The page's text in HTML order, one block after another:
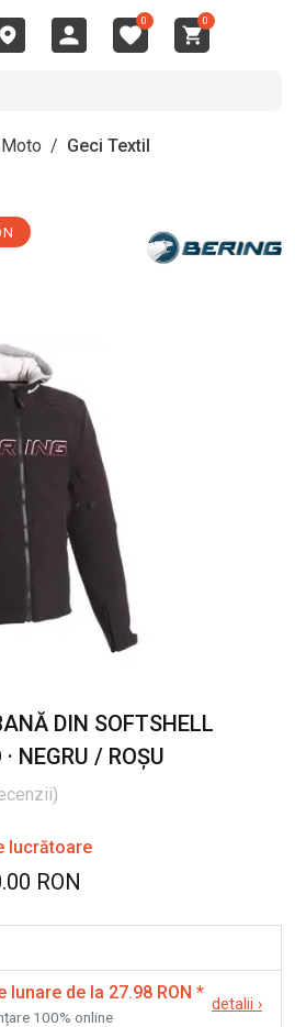
0 0
/ Geci Textil
DIN SOFTSHELL
NEGRU / ROȘU
)
lucrătoare
RON
lunare de la 27.98 RON *
100% online
detalii ›